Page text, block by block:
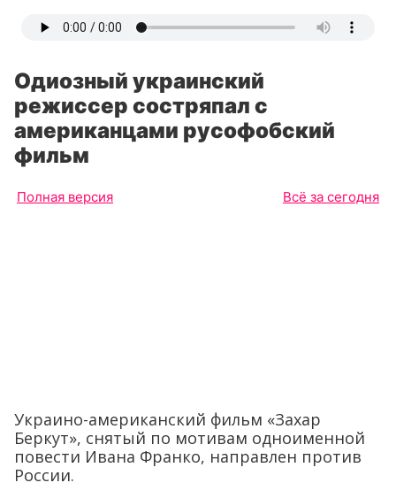
Одиозный украинский
режиссер состряпал с
американцами русофобский
фильм
Полная версия Всё за сегодня
Украино-американский фильм «Захар
Беркут», снятый по мотивам одноименной
повести Ивана Франко, направлен против
России.